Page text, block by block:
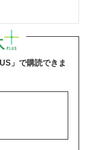
」で購読できま